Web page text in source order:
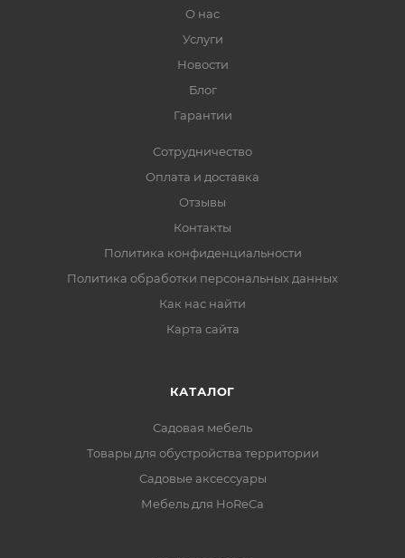
О нас
Услуги
Новости
Блог
Гарантии
Сотрудничество
Оплата и доставка
Отзывы
Контакты
Политика конфиденциальности
Политика обработки персональных данных
Как нас найти
Карта сайта
КАТАЛОГ
Садовая мебель
Товары для обустройства территории
Садовые аксессуары
Мебель для HoReCa